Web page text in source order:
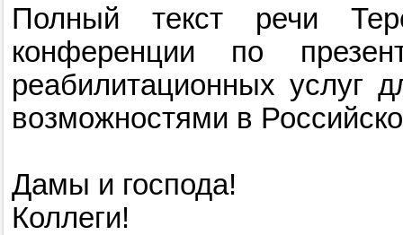
Полный текст речи
конференции по
реабилитационных услуг
возможностями в
Дамы и господа!
Коллеги!